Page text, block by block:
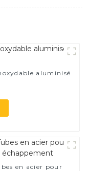
aluminisé
en acier pour